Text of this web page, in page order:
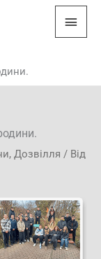
, Дозвілля / Від